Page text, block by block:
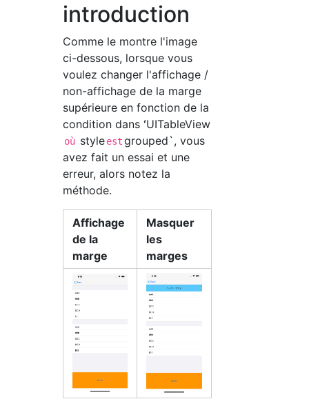
introduction
Comme le montre l'image
ci-dessous, lorsque vous
voulez changer l'affichage /
non-affichage de la marge
supérieure en fonction de la
condition dans ʻUITableView
où styleestgrouped`, vous
avez fait un essai et une
erreur, alors notez la
méthode.
Affichage
de la
marge
Masquer
les
marges